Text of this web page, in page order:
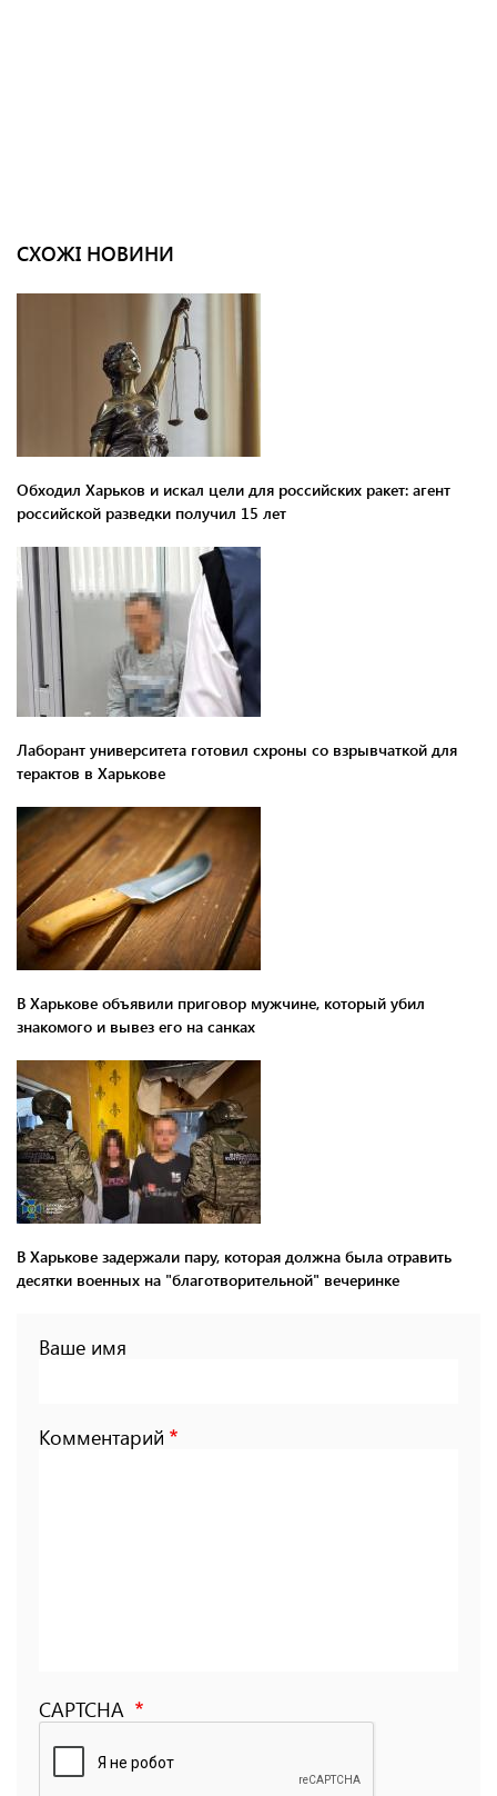
СХОЖІ НОВИНИ
Обходил Харьков и искал цели для российских ракет: агент
российской разведки получил 15 лет
Лаборант университета готовил схроны со взрывчаткой для
терактов в Харькове
В Харькове объявили приговор мужчине, который убил
знакомого и вывез его на санках
В Харькове задержали пару, которая должна была отравить
десятки военных на "благотворительной" вечеринке
Ваше имя
Комментарий
CAPTCHA